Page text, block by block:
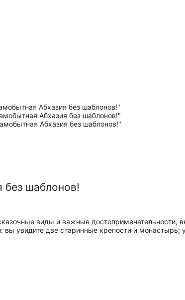
без шаблонов!
виды и важные достопримечательности,
вы увидите две старинные крепости и